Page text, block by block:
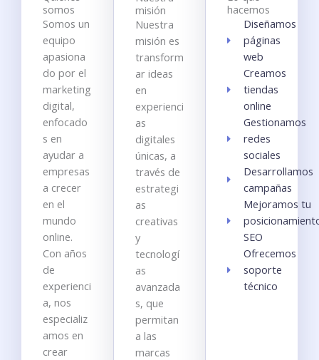
somos
Somos un
equipo
apasiona
do por el
marketing
digital,
enfocado
s en
ayudar a
empresas
a crecer
en el
mundo
online.
Con años
de
experienci
a, nos
especializ
amos en
crear
misión
Nuestra
misión es
transform
ar ideas
en
experienci
as
digitales
únicas, a
través de
estrategi
as
creativas
y
tecnologí
as
avanzada
s, que
permitan
a las
marcas
hacemos
Diseñamos
páginas
web
Creamos
tiendas
online
Gestionamos
redes
sociales
Desarrollamos
campañas
Mejoramos tu
SEO
Ofrecemos
soporte
técnico